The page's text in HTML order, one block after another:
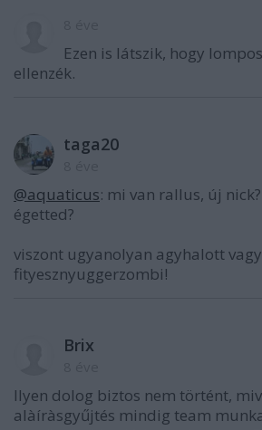
Ezen is látszik, hogy
ellenzék.
taga20
@aquaticus: mi van rallus, új
égetted?
viszont ugyanolyan agyhalott
fityesznyuggerzombi!
Brix
Ilyen dolog biztos nem történt,
alàíràsgyűjtés mindig team